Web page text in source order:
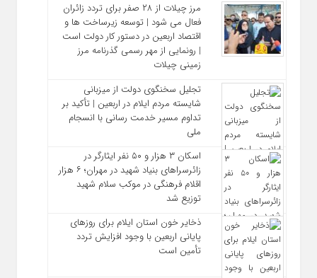
مرز چیلات از ۲۸ صفر برای تردد زائران
فعال می‌ شود | توسعه زیرساخت‌ ها و
اقتصاد اربعین در دستور کار دولت است
| رونمایی از مهر رسمی گذرنامه مرز
زمینی چیلات
تجلیل سخنگوی دولت از میزبانی
شایسته مردم ایلام در اربعین | تأکید بر
تداوم مسیر خدمت‌ رسانی با انسجام
ملی
اسکان ۳ هزار و ۵۰ نفر ایثارگر در
زائرسراهای بنیاد شهید در مهران؛ ۶ هزار
اقلام فرهنگی در موکب سلام شهید
توزیع شد
ذخایر خون استان ایلام برای روزهای
پایانی اربعین با وجود افزایش تردد
تأمین است